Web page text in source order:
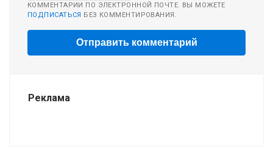
КОММЕНТАРИИ ПО ЭЛЕКТРОННОЙ ПОЧТЕ. ВЫ МОЖЕТЕ
ПОДПИСАТЬСЯ БЕЗ КОММЕНТИРОВАНИЯ.
Реклама